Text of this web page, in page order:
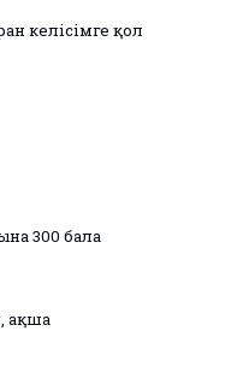
келісімге қол
300 бала
ақша